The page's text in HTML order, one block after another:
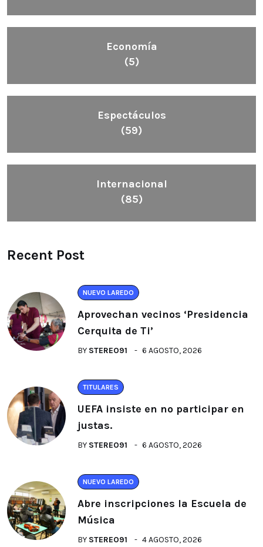
Economía
(5)
Espectáculos
(59)
Internacional
(85)
Recent Post
NUEVO LAREDO
Aprovechan vecinos ‘Presidencia
Cerquita de Ti’
BY STEREO91 6 AGOSTO, 2026
TITULARES
UEFA insiste en no participar en
justas.
BY STEREO91 6 AGOSTO, 2026
NUEVO LAREDO
Abre inscripciones la Escuela de
Música
BY STEREO91 4 AGOSTO, 2026